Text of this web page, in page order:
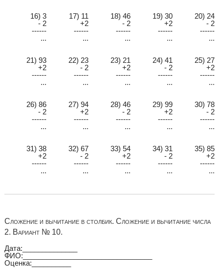
16) 3 17) 11 18) 46 19) 30
20) 24
- 2
+2 - 2 +2
- 2
------
------ ------ ------
------
...
... ... ... ...
21) 93 22) 23 23) 21 24) 41
25) 27
+2
- 2 +2 - 2
+2
------
------ ------ ------
------
...
... ... ... ...
26) 86 27) 94 28) 46 29) 99
30) 78
- 2
+2 - 2 +2
- 2
------
------ ------ ------
------
...
... ... ... ...
31) 38 32) 67 33) 54 34) 31
35) 85
+2
- 2 +2 - 2
+2
------
------ ------ ------
------
...
... ... ... ...
Сложение и вычитание в столбик. Сложение и вычитание числа
2. Вариант № 10.
Дата:______________
ФИО:_________________________________
Оценка:__________